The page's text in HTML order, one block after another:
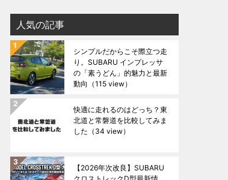
人気の記事
シンプルだからこそ際立つ走
り。SUBARU インプレッサ
の「素うどん」的魅力と最新
動向 （115 view）
快適に走れるのはどっち？東
北道と常磐道を比較してみま
した （34 view）
【2026年次改良】SUBARU